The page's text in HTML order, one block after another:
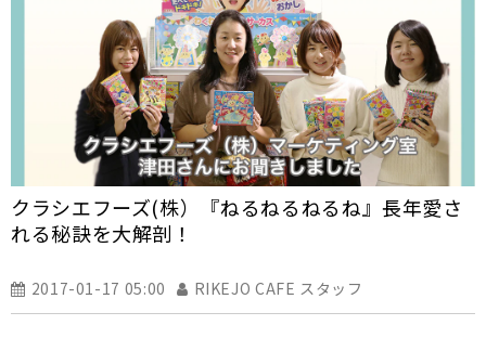
コラム・特集
インターンシップ体験談
クラシエフーズ(株）『ねるねるねるね』長年愛さ
れる秘訣を大解剖！
2017-01-17 05:00 RIKEJO CAFE スタッフ